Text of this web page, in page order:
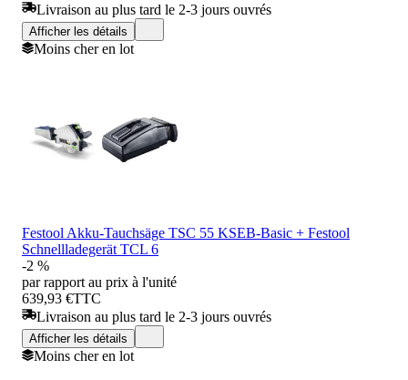
Livraison au plus tard le 2-3 jours ouvrés
Afficher les détails
Moins cher en lot
Festool Akku-Tauchsäge TSC 55 KSEB-Basic + Festool
Schnellladegerät TCL 6
-2 %
par rapport au prix à l'unité
639,93 €TTC
Livraison au plus tard le 2-3 jours ouvrés
Afficher les détails
Moins cher en lot